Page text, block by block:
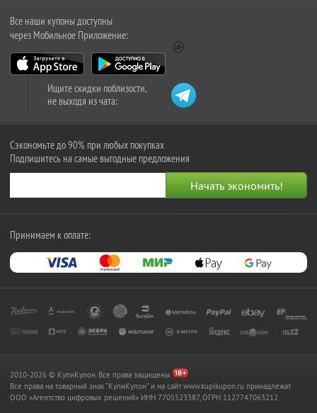
Все наши купоны доступны
через Мобильное Приложение:
Ищите скидки поблизости,
не выходя из чата:
Сэкономьте до 90% при любых покупках
Подпишитесь на самые выгодные предложения
Принимаем к оплате:
2010-2026 © КупиКупон. Все права защищены.
Все права на товарный знак "КупиКупон" и на сайт www.kupikupon.ru принадлежат
OOO «Агентство цифровых решений» ИНН 7705523387, ОГРН 1127747063212